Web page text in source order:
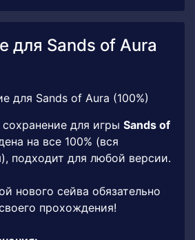
для Sands of Aura
для игры Sands of
на все 100% (вся
подходит для любой версии.
нового сейва обязательно
прохождения!